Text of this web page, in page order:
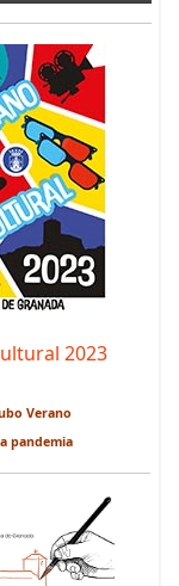
2023
Verano
pandemia